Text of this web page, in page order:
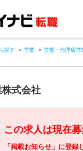
探す 営業 営業・代理店営
式会社
この求人は現在
「掲載お知らせ」に登